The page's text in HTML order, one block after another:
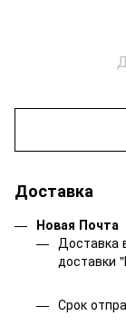
Доставка
Новая Почта
Доставка
доставки
Срок